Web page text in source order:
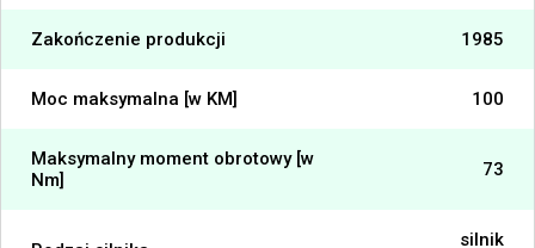
Zakończenie produkcji 1985
Moc maksymalna [w KM] 100
Maksymalny moment obrotowy [w
Nm]
73
silnik